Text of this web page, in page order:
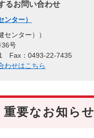
るお問い合わせ
ター）
センター）
36号
Fax：0493-22-7435
わせはこちら
重要なお知らせ